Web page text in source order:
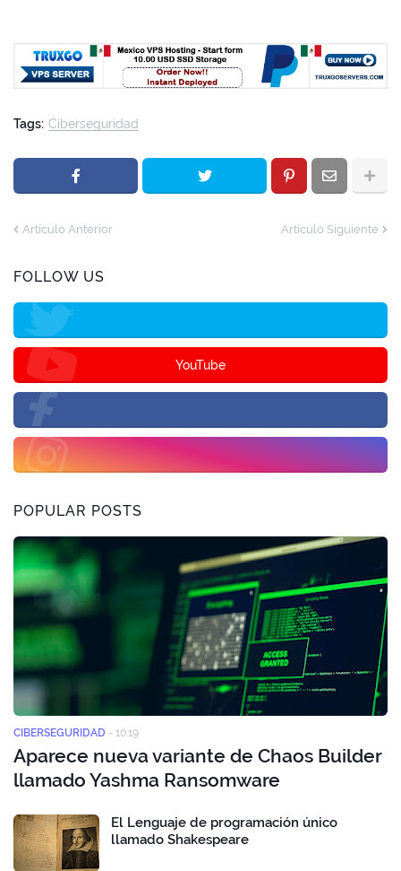
Tags: Ciberseguridad
Artículo Anterior Artículo Siguiente
FOLLOW US
YouTube
POPULAR POSTS
CIBERSEGURIDAD - 10:19
Aparece nueva variante de Chaos Builder
llamado Yashma Ransomware
El Lenguaje de programación único
llamado Shakespeare